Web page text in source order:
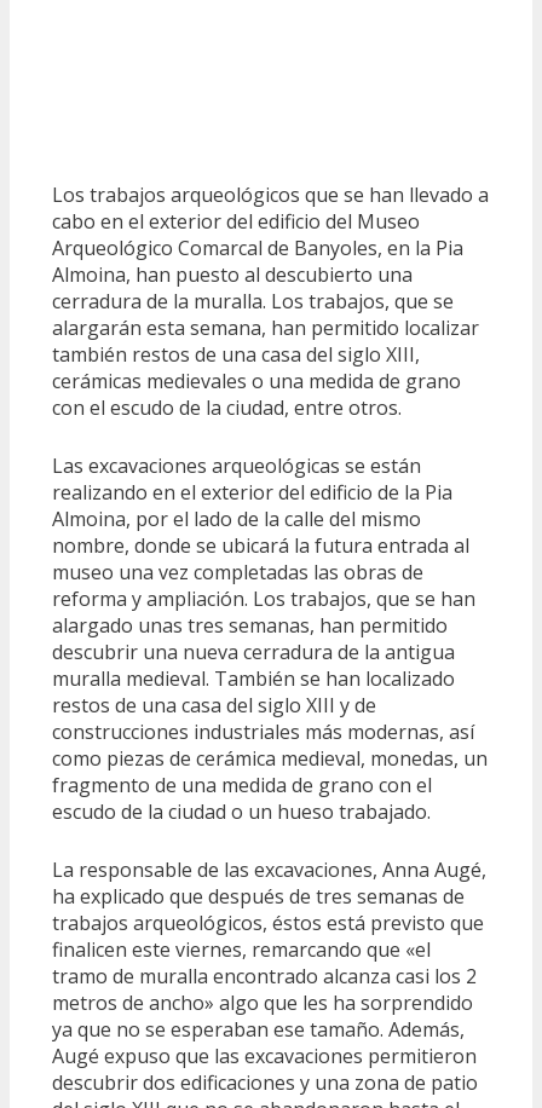
Los trabajos arqueológicos que se han llevado a
cabo en el exterior del edificio del Museo
Arqueológico Comarcal de Banyoles, en la Pia
Almoina, han puesto al descubierto una
cerradura de la muralla. Los trabajos, que se
alargarán esta semana, han permitido localizar
también restos de una casa del siglo XIII,
cerámicas medievales o una medida de grano
con el escudo de la ciudad, entre otros.
Las excavaciones arqueológicas se están
realizando en el exterior del edificio de la Pia
Almoina, por el lado de la calle del mismo
nombre, donde se ubicará la futura entrada al
museo una vez completadas las obras de
reforma y ampliación. Los trabajos, que se han
alargado unas tres semanas, han permitido
descubrir una nueva cerradura de la antigua
muralla medieval. También se han localizado
restos de una casa del siglo XIII y de
construcciones industriales más modernas, así
como piezas de cerámica medieval, monedas, un
fragmento de una medida de grano con el
escudo de la ciudad o un hueso trabajado.
La responsable de las excavaciones, Anna Augé,
ha explicado que después de tres semanas de
trabajos arqueológicos, éstos está previsto que
finalicen este viernes, remarcando que «el
tramo de muralla encontrado alcanza casi los 2
metros de ancho» algo que les ha sorprendido
ya que no se esperaban ese tamaño. Además,
Augé expuso que las excavaciones permitieron
descubrir dos edificaciones y una zona de patio